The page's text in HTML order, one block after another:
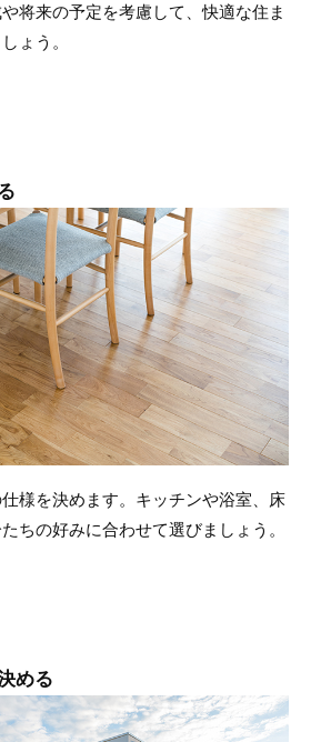
将来の予定を考慮して、快適な住ま
ょう。
様を決めます。キッチンや浴室、床
ちの好みに合わせて選びましょう。
める